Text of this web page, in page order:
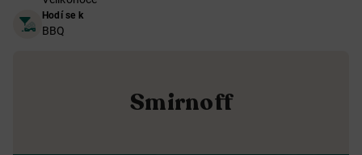
Hodí se k
BBQ
Smirnoff